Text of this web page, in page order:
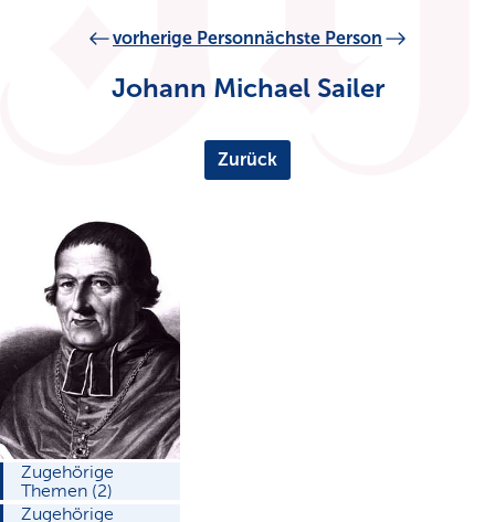
vorherige Personnächste Person
Johann Michael Sailer
Zurück
Zugehörige
Themen (2)
Zugehörige